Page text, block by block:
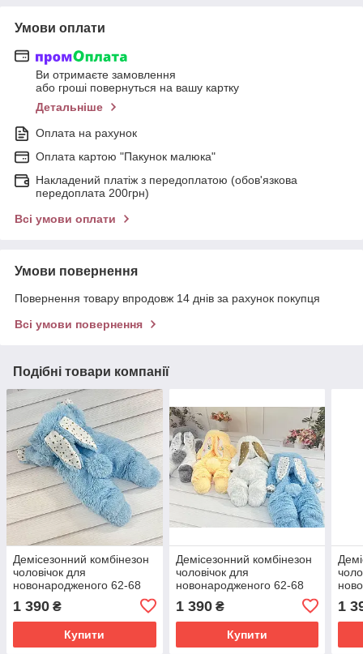
Умови оплати
Ви отримаєте замовлення
або гроші повернуться на вашу картку
Детальніше
Оплата на рахунок
Оплата картою "Пакунок малюка"
Накладений платіж з передоплатою (обов'язкова
передоплата 200грн)
Всі умови оплати
Умови повернення
Повернення товару впродовж 14 днів за рахунок покупця
Всі умови повернення
Подібні товари компанії
Демісезонний комбінезон
чоловічок для
новонародженого 62-68
відстібається Весна Осінь
1 390 ₴
Купити
Демісезонний комбінезон
чоловічок для
новонародженого 62-68
відстібається Весна Осінь
1 390₴
Купити
1